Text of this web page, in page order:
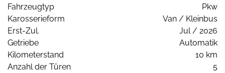
Fahrzeugtyp
Pkw
Karosserieform
Van / Kleinbus
Erst-Zul.
Jul / 2026
Getriebe
Automatik
Kilometerstand
10 km
Anzahl der Türen
5